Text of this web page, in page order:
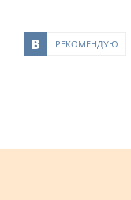
РЕКОМЕНДУЮ